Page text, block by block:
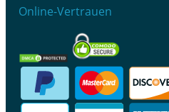
Online-Vertrauen